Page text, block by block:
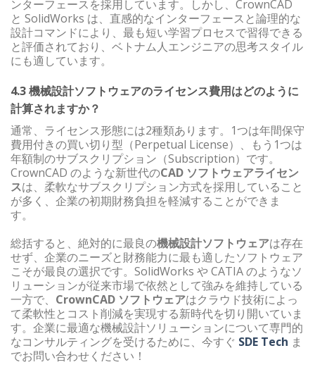
ンターフェースを採用しています。しかし、CrownCAD
と SolidWorks は、直感的なインターフェースと論理的な
設計コマンドにより、最も短い学習プロセスで習得できる
と評価されており、ベトナム人エンジニアの思考スタイル
にも適しています。
4.3 機械設計ソフトウェアのライセンス費用はどのように
計算されますか？
通常、ライセンス形態には2種類あります。1つは年間保守
費用付きの買い切り型（Perpetual License）、もう1つは
年額制のサブスクリプション（Subscription）です。
CrownCAD のような新世代のCAD ソフトウェアライセン
スは、柔軟なサブスクリプション方式を採用していること
が多く、企業の初期財務負担を軽減することができま
す。
総括すると、絶対的に最良の機械設計ソフトウェアは存在
せず、企業のニーズと財務能力に最も適したソフトウェア
こそが最良の選択です。SolidWorks や CATIA のようなソ
リューションが従来市場で依然として強みを維持している
一方で、 CrownCAD ソフトウェアはクラウド技術によっ
て柔軟性とコスト削減を実現する新時代を切り開いていま
す。企業に最適な機械設計ソリューションについて専門的
なコンサルティングを受けるために、今すぐ SDE Tech ま
でお問い合わせください！